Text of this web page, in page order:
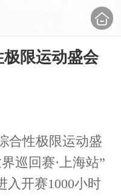
限运动盛会
合性极限运动盛
巡回赛·上海站”
入开赛1000小时